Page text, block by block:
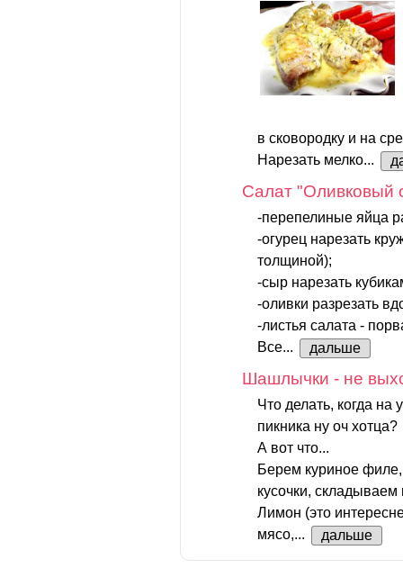
в сковородку и на
Нарезать мелко...
Салат "Оливковый
-перепелиные яйца
-огурец нарезать
толщиной);
-сыр нарезать
-оливки разрезать
-листья салата -
Все...
дальше
Шашлычки - не
Что делать, когда на
пикника ну оч хотца?
А вот что...
Берем куриное
кусочки,
Лимон (это
мясо,...
дальше